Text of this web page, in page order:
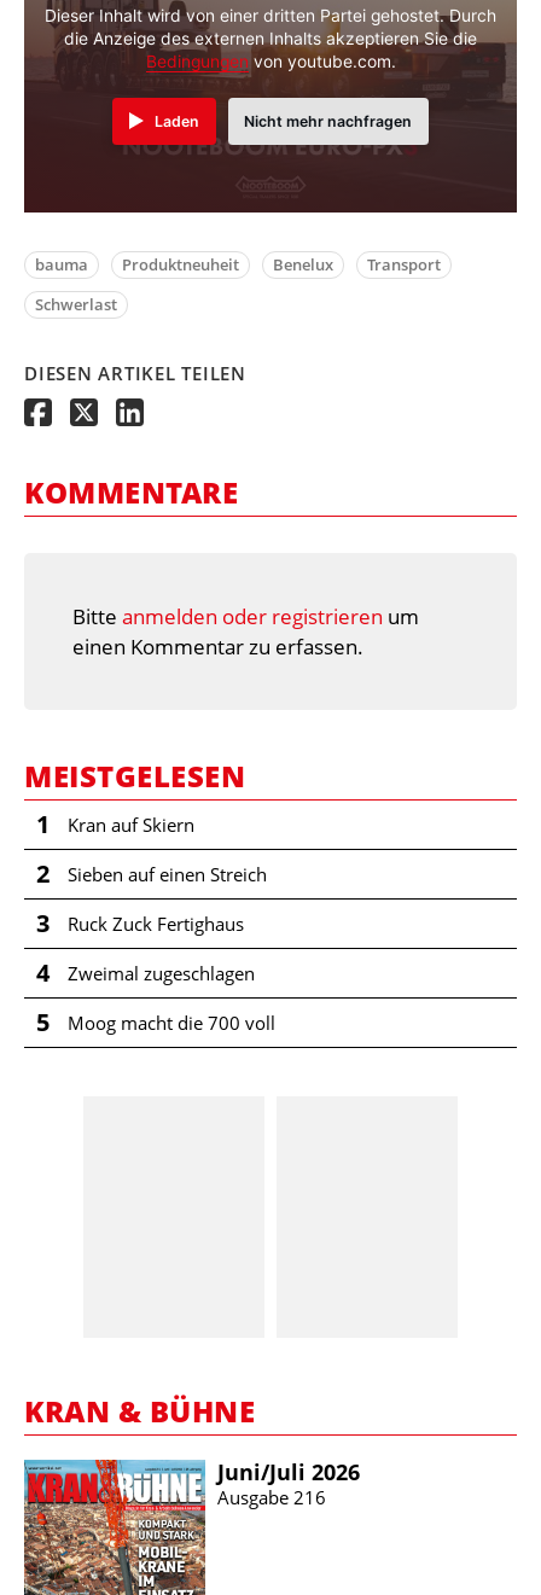
Dieser Inhalt wird von einer dritten Partei gehostet. Durch
die Anzeige des externen Inhalts akzeptieren Sie die
Bedingungen von youtube.com.
Laden Nicht mehr nachfragen
bauma Produktneuheit Benelux
Transport
Schwerlast
DIESEN ARTIKEL TEILEN
KOMMENTARE
Bitte anmelden oder registrieren um
einen Kommentar zu erfassen.
MEISTGELESEN
1 Kran auf Skiern
2 Sieben auf einen Streich
3 Ruck Zuck Fertighaus
4 Zweimal zugeschlagen
5 Moog macht die 700 voll
KRAN & BÜHNE
Juni/​Juli 2026
Ausgabe 216